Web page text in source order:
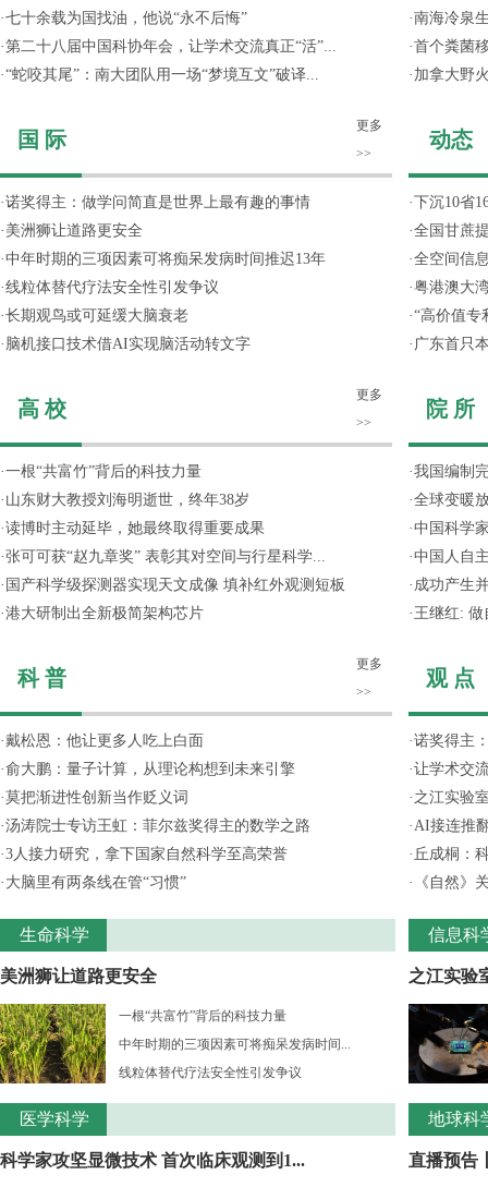
·七十余载为国找油，他说“永不后悔”
·第二十八届中国科协年会，让学术交流真正“活”...
·“蛇咬其尾”：南大团队用一场“梦境互文”破译...
国 际
更多
>>
·诺奖得主：做学问简直是世界上最有趣的事情
· 美洲狮让道路更安全
·中年时期的三项因素可将痴呆发病时间推迟13年
·线粒体替代疗法安全性引发争议
·长期观鸟或可延缓大脑衰老
· 脑机接口技术借AI实现脑活动转文字
高 校
更多
>>
·一根“共富竹”背后的科技力量
· 山东财大教授刘海明逝世，终年38岁
·读博时主动延毕，她最终取得重要成果
·张可可获“赵九章奖” 表彰其对空间与行星科学...
· 国产科学级探测器实现天文成像 填补红外观测短板
·港大研制出全新极简架构芯片
科 普
更多
>>
·戴松恩：他让更多人吃上白面
·俞大鹏：量子计算，从理论构想到未来引擎
·莫把渐进性创新当作贬义词
·汤涛院士专访王虹：菲尔兹奖得主的数学之路
·3人接力研究，拿下国家自然科学至高荣誉
· 大脑里有两条线在管“习惯”
生命科学
美洲狮让道路更安全
一根“共富竹”背后的科技力量
中年时期的三项因素可将痴呆发病时间...
线粒体替代疗法安全性引发争议
医学科学
科学家攻坚显微技术 首次临床观测到1...
·南海冷泉
·首个粪菌
· 加拿大野
动态
·下沉10省
·全国甘蔗
·全空间信
·粤港澳大
·“高价值专
· 广东首只
院 所
·我国编制
·全球变暖
·中国科学
·中国人自
· 成功产生
· 王继红: 做
观 点
·诺奖得主
·让学术交
· 之江实验
·AI接连推
· 丘成桐：
·
《自然》
信息科
之江实验
地球科
直播预告